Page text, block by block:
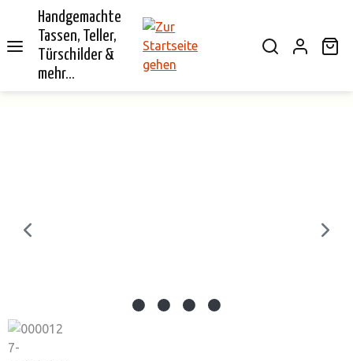
springen
Handgemachte
Tassen, Teller,
Türschilder &
mehr...